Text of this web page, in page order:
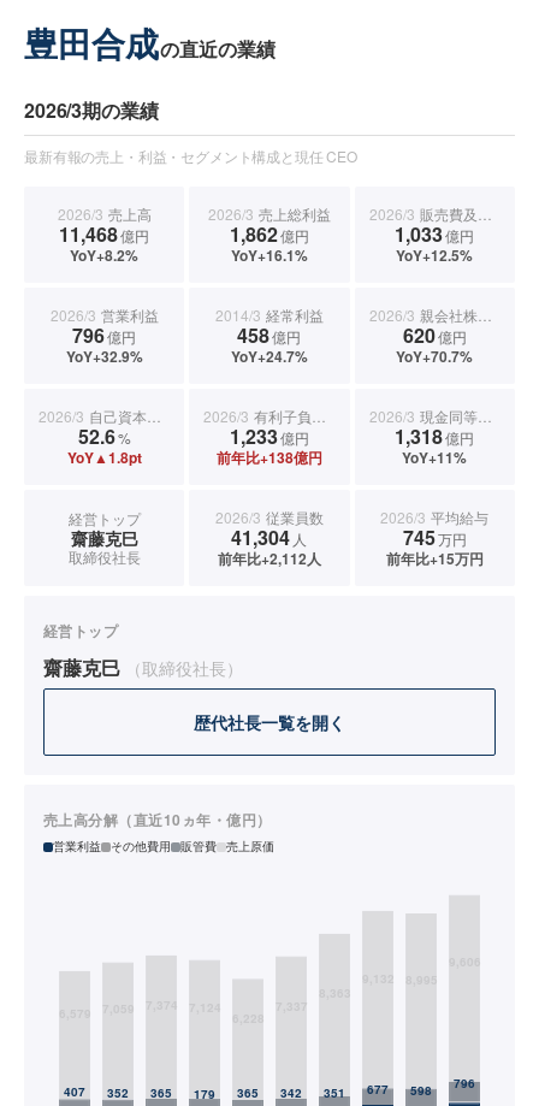
豊田合成の直近の業績
2026/3期の業績
最新有報の売上・利益・セグメント構成と現任 CEO
2026/3 売上高
11,468億円
YoY+8.2%
2026/3 売上総利益
1,862億円
YoY+16.1%
2026/3 販売費及び一般管理費
1,033億円
YoY+12.5%
2026/3 営業利益
796億円
YoY+32.9%
2014/3 経常利益
458億円
YoY+24.7%
2026/3 親会社株主に帰属する当期純利益
620億円
YoY+70.7%
2026/3 自己資本比率
52.6%
YoY▲1.8pt
2026/3 有利子負債合計
1,233億円
前年比+138億円
2026/3 現金同等物期末残高
1,318億円
YoY+11%
経営トップ
齋藤克巳
取締役社長
2026/3 従業員数
41,304 人
前年比+2,112人
2026/3 平均給与
745万円
前年比+15万円
経営トップ
齋藤克巳 （取締役社長）
歴代社長一覧を開く
売上高分解（直近10ヵ年・億円）
営業利益 その他費用 販管費 売上原価